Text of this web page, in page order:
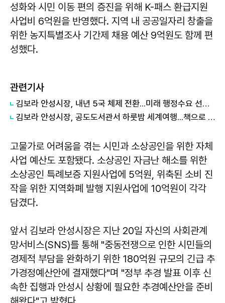
성화와 시민 이동 편의 증진을 위해 K-패스 환급지원
사업비 6억원을 반영했다. 지역 내 공공일자리 창출을
위한 농지특별조사 기간제 채용 예산 9억원도 함께 편
성했다.
관련기사
김보라 안성시장, 내년 5국 체제 전환...미래 행정수요 선제 대응
김보라 안성시장, 공도도서관서 하룻밤 세계여행...책으로 채운 여름밤
고물가로 어려움을 겪는 시민과 소상공인을 위한 자체
사업 예산도 포함됐다. 소상공인 자금난 해소를 위한
소상공인 특례보증 지원사업에 5억원, 위축된 소비 진
작을 위한 지역화폐 발행 지원사업에 10억원이 각각
담겼다.
앞서 김보라 안성시장은 지난 20일 자신의 사회관계
망서비스(SNS)를 통해 "중동전쟁으로 인한 시민들의
경제적 부담을 완화하기 위한 180억원 규모의 긴급 추
가경정예산안에 결재했다"며 "정부 추경 발표 이후 신
속한 집행과 안성시 상황에 필요한 추경예산안을 준비